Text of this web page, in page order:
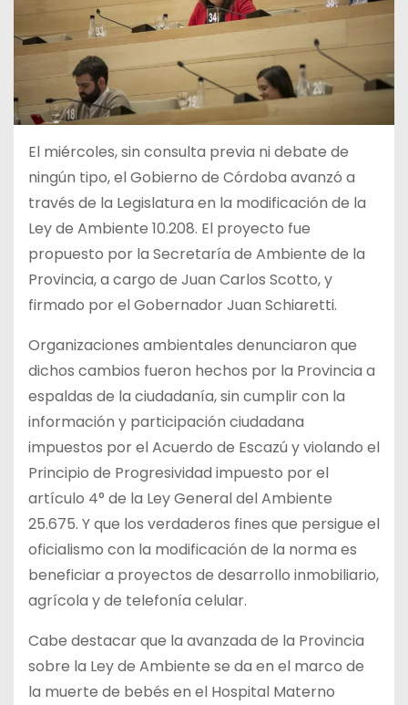
El miércoles, sin consulta previa ni debate de
ningún tipo, el Gobierno de Córdoba avanzó a
través de la Legislatura en la modificación de la
Ley de Ambiente 10.208. El proyecto fue
propuesto por la Secretaría de Ambiente de la
Provincia, a cargo de Juan Carlos Scotto, y
firmado por el Gobernador Juan Schiaretti.
Organizaciones ambientales denunciaron que
dichos cambios fueron hechos por la Provincia a
espaldas de la ciudadanía, sin cumplir con la
información y participación ciudadana
impuestos por el Acuerdo de Escazú y violando el
Principio de Progresividad impuesto por el
artículo 4° de la Ley General del Ambiente
25.675. Y que los verdaderos fines que persigue el
oficialismo con la modificación de la norma es
beneficiar a proyectos de desarrollo inmobiliario,
agrícola y de telefonía celular.
Cabe destacar que la avanzada de la Provincia
sobre la Ley de Ambiente se da en el marco de
la muerte de bebés en el Hospital Materno